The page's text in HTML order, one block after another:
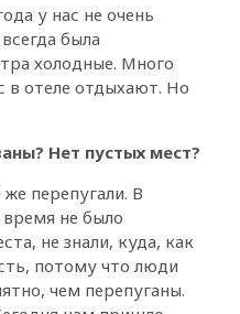
у нас не очень
была
холодные. Много
в отеле отдыхают. Но
Нет пустых мест?
перепугали. В
не было
не знали, куда, как
потому что люди
чем перепуганы.